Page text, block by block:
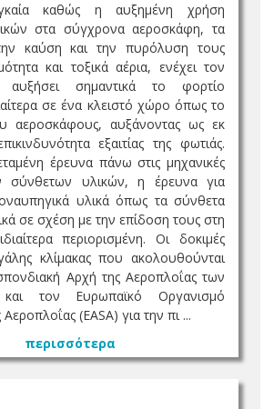
καθώς η αυξημένη χρήση
στα σύγχρονα αεροσκάφη, τα
καύση και την πυρόλυση τους
και τοξικά αέρια, ενέχει τον
σημαντικά το φορτίο
σε ένα κλειστό χώρο όπως το
αεροσκάφους, αυξάνοντας ως εκ
εξαιτίας της φωτιάς.
έρευνα πάνω στις μηχανικές
σύνθετων υλικών, η έρευνα για
υλικά όπως τα σύνθετα
σε σχέση με την επίδοση τους στη
περιορισμένη. Οι δοκιμές
κλίμακας που ακολουθούνται
Αρχή της Αεροπλοΐας των
τον Ευρωπαϊκό Οργανισμό
(EASA) για την πι ...
περισσότερα